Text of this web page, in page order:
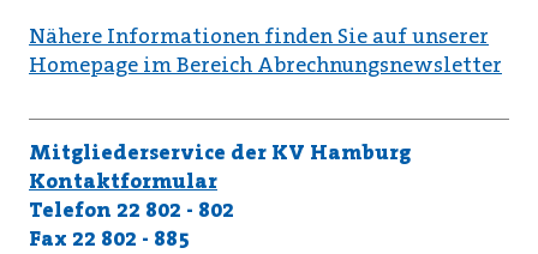
Nähere Informationen finden Sie auf unserer
Homepage im Bereich Abrechnungsnewsletter
Mitgliederservice der KV Hamburg
Kontaktformular
Telefon 22 802 - 802
Fax 22 802 - 885